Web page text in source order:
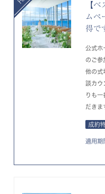
【
ムペ
得で
公式ホ
のご参
他の式
談カウ
りも一
だきま
成約
適用期